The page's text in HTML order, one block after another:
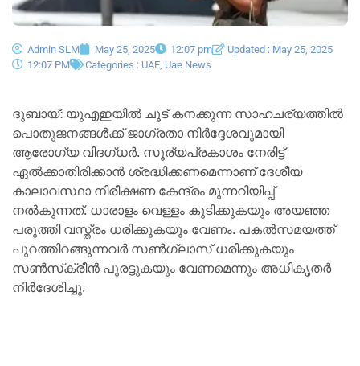
Admin SLM May 25, 2025 12:07 pm
Updated : May 25, 2025
12:07 PM
Categories : UAE Uae News
ദുബായ്: യുഎഇയിൽ ചൂട് കനക്കുന്ന സാഹചര്യത്തിൽ
പൊതുജനങ്ങൾക്ക് ജാഗ്രതാ നിർദ്ദേശവുമായി
ആരോഗ്യ വിദഗ്ധർ. സൂര്യപ്രകാശം നേരിട്ട്
ഏൽക്കാതിരിക്കാൻ ശ്രദ്ധിക്കണമെന്നാണ് ദേശീയ
കാലാവസ്ഥാ നിരീക്ഷണ കേന്ദ്രം മുന്നറിയിപ്പ്
നൽകുന്നത്. ധാരാളം വെള്ളം കുടിക്കുകയും അയഞ്ഞ
പരുത്തി വസ്ത്രം ധരിക്കുകയും വേണം. പകൽസമയത്ത്
പുറത്തിറങ്ങുന്നവർ സൺഗ്ലാസ് ധരിക്കുകയും
സൺസ്‌ക്രീൻ പുരട്ടുകയും വേണമെന്നും അധികൃതർ
നിർദേശിച്ചു.